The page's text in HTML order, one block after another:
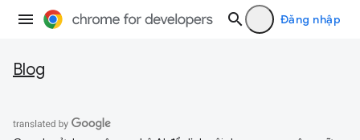
Đăng nhập
Blog